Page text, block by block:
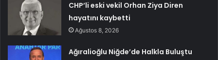
CHP’li eski vekil Orhan Ziya Diren
hayatını kaybetti
Ağustos 8, 2026
Ağıralioğlu Niğde’de Halkla Buluştu